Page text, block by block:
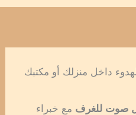
داخل منزلك أو مكتبك
صوت للغرف مع خبراء
برو